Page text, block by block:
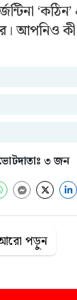
আপনিও
৩জন
পড়ুন